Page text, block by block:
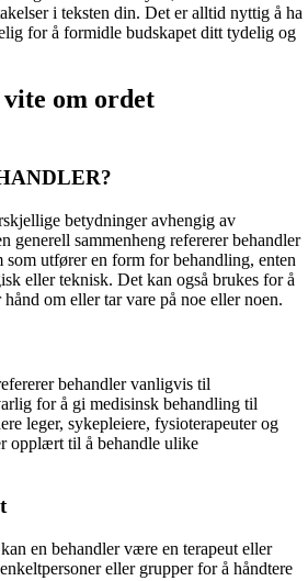
i teksten din. Det er alltid nyttig å ha
for å formidle budskapet ditt tydelig og
om ordet
betydninger avhengig av
generell sammenheng refererer behandler
som utfører en form for behandling, enten
eller teknisk. Det kan også brukes for å
om eller tar vare på noe eller noen.
behandler vanligvis til
for å gi medisinsk behandling til
leger, sykepleiere, fysioterapeuter og
opplært til å behandle ulike
en behandler være en terapeut eller
eller grupper for å håndtere